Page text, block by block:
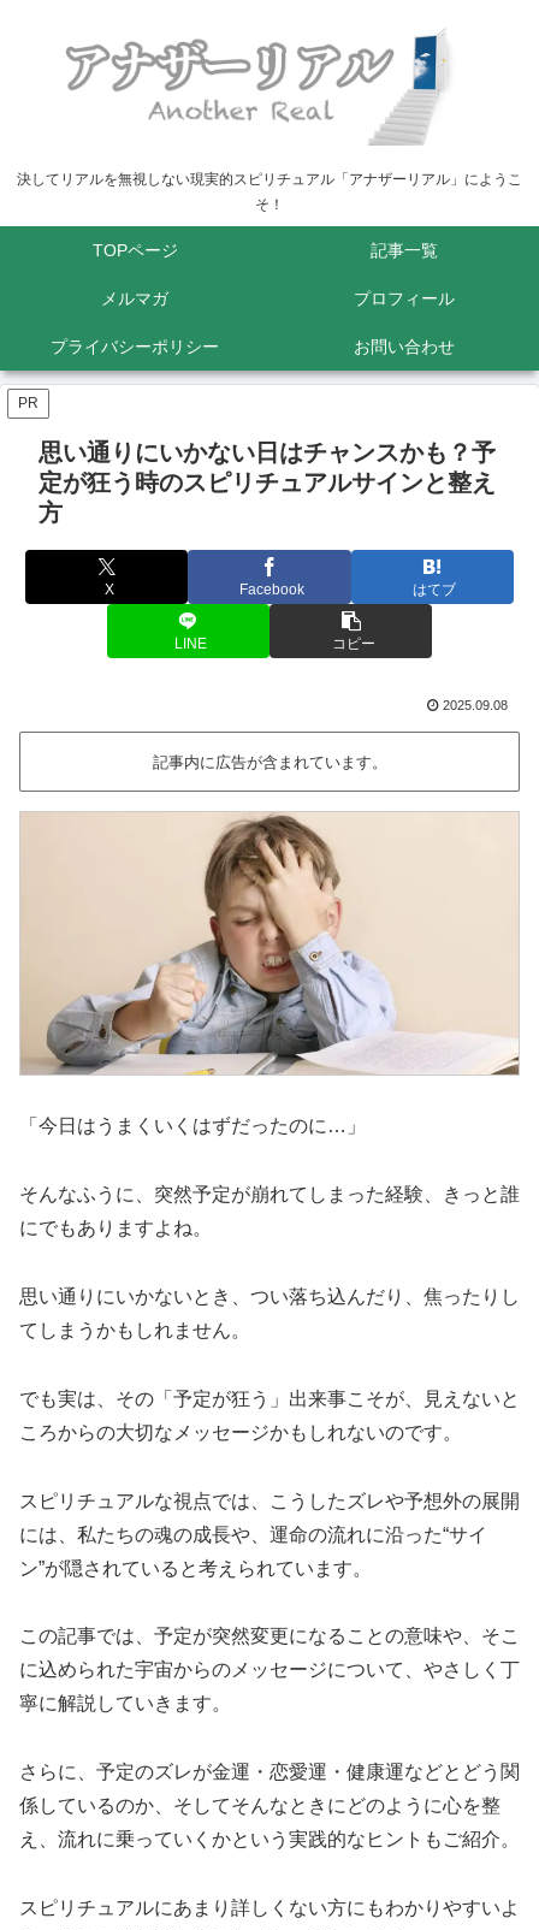
決してリアルを無視しない現実的スピリチュアル「アナザーリアル」にようこ
そ！
TOPページ 記事一覧
メルマガ プロフィール
プライバシーポリシー お問い合わせ
PR
思い通りにいかない日はチャンスかも？予
定が狂う時のスピリチュアルサインと整え
方
X Facebook はてブ
LINE コピー
2025.09.08
記事内に広告が含まれています。
「今日はうまくいくはずだったのに…」
そんなふうに、突然予定が崩れてしまった経験、きっと誰
にでもありますよね。
思い通りにいかないとき、つい落ち込んだり、焦ったりし
てしまうかもしれません。
でも実は、その「予定が狂う」出来事こそが、見えないと
ころからの大切なメッセージかもしれないのです。
スピリチュアルな視点では、こうしたズレや予想外の展開
には、私たちの魂の成長や、運命の流れに沿った“サイ
ン”が隠されていると考えられています。
この記事では、予定が突然変更になることの意味や、そこ
に込められた宇宙からのメッセージについて、やさしく丁
寧に解説していきます。
さらに、予定のズレが金運・恋愛運・健康運などとどう関
係しているのか、そしてそんなときにどのように心を整
え、流れに乗っていくかという実践的なヒントもご紹介。
スピリチュアルにあまり詳しくない方にもわかりやすいよ